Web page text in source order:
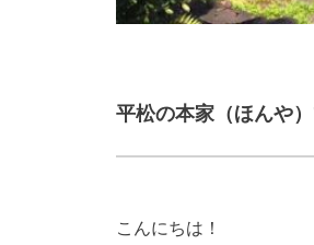
平松の本家（ほんや
こんにちは！